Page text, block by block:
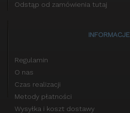
Odstąp od zamówienia tutaj
INFORMACJE
Regulamin
O nas
Czas realizacji
Metody płatności
Wysyłka i koszt dostawy